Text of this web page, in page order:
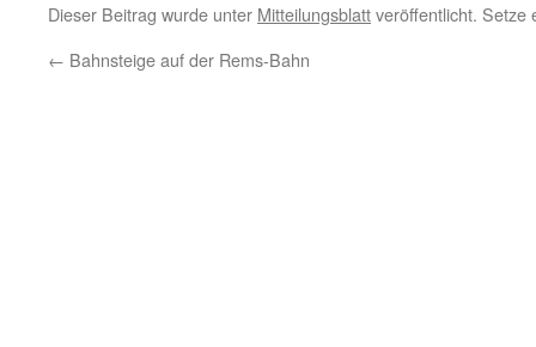
Dieser Beitrag wurde unter Mitteilungsblattveröffentlicht. Setze
← Bahnsteige auf der Rems-Bahn